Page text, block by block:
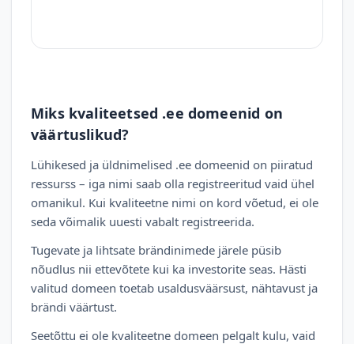
Miks kvaliteetsed .ee domeenid on
väärtuslikud?
Lühikesed ja üldnimelised .ee domeenid on piiratud
ressurss – iga nimi saab olla registreeritud vaid ühel
omanikul. Kui kvaliteetne nimi on kord võetud, ei ole
seda võimalik uuesti vabalt registreerida.
Tugevate ja lihtsate brändinimede järele püsib
nõudlus nii ettevõtete kui ka investorite seas. Hästi
valitud domeen toetab usaldusväärsust, nähtavust ja
brändi väärtust.
Seetõttu ei ole kvaliteetne domeen pelgalt kulu, vaid